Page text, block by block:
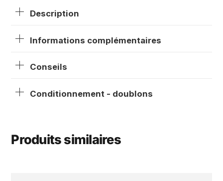
Description
Informations complémentaires
Conseils
Conditionnement - doublons
Produits similaires